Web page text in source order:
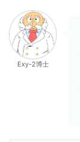
Exy-2博士